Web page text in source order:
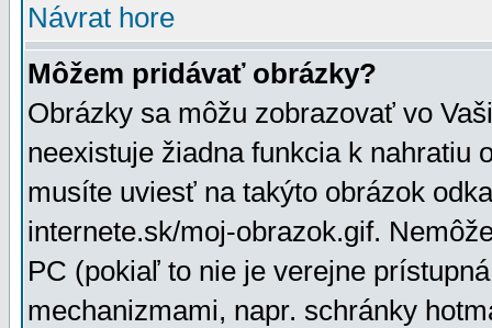
Návrat hore
Môžem pridávať obrázky?
Obrázky sa môžu zobrazovať vo
neexistuje žiadna funkcia k nahratiu
musíte uviesť na takýto obrázok
internete.sk/moj-obrazok.gif.
PC (pokiaľ to nie je verejne
mechanizmami, napr. schránky